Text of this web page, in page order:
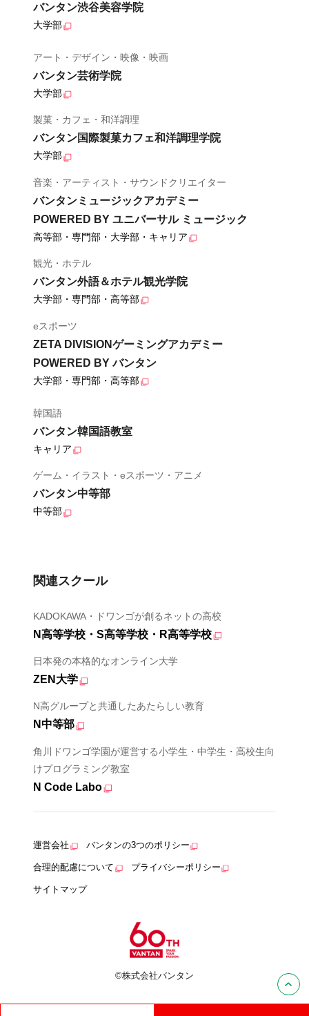
バンタン渋谷美容学院
大学部
アート・デザイン・映像・映画
バンタン芸術学院
大学部
製菓・カフェ・和洋調理
バンタン国際製菓カフェ和洋調理学院
大学部
音楽・アーティスト・サウンドクリエイター
バンタンミュージックアカデミー
POWERED BY ユニバーサル ミュージック
高等部・専門部・大学部・キャリア
観光・ホテル
バンタン外語＆ホテル観光学院
大学部・専門部・高等部
eスポーツ
ZETA DIVISIONゲーミングアカデミー
POWERED BY バンタン
大学部・専門部・高等部
韓国語
バンタン韓国語教室
キャリア
ゲーム・イラスト・eスポーツ・アニメ
バンタン中等部
中等部
関連スクール
KADOKAWA・ドワンゴが創るネットの高校
N高等学校・S高等学校・R高等学校
日本発の本格的なオンライン大学
ZEN大学
N高グループと共通したあたらしい教育
N中等部
角川ドワンゴ学園が運営する小学生・中学生・高校生向
けプログラミング教室
N Code Labo
運営会社 バンタンの3つのポリシー
合理的配慮について プライバシーポリシー
サイトマップ
©株式会社バンタン